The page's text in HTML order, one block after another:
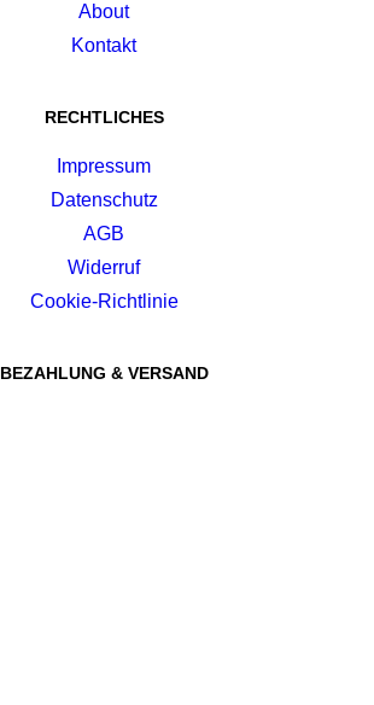
About
Kontakt
RECHTLICHES
Impressum
Datenschutz
AGB
Widerruf
Cookie-Richtlinie
BEZAHLUNG & VERSAND